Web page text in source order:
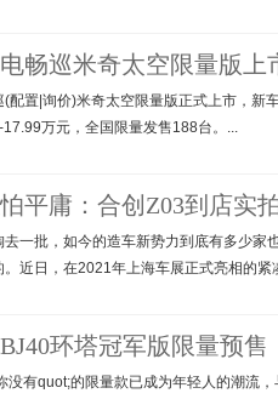
畅巡米奇太空限量版上
(配置|询价)米奇太空限量版正式上市，新
万元，全国限量发售188台。...
平庸：合创Z03到店实
去一批，如今的造车新势力到底有多少家
。近日，在2021年上海车展正式亮相的紧
环塔冠军版限量预售
没有quot;的限量款已成为年轻人的潮流